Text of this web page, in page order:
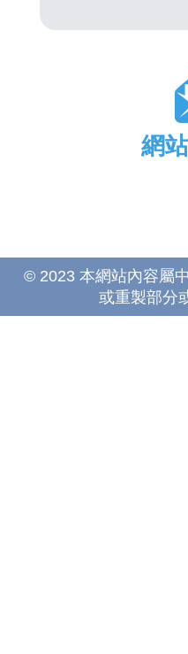
網
© 2023 本網站內容屬
或重製部分